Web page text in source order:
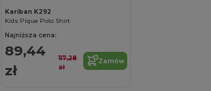
Kariban K292
Kids Pique Polo Shirt
Najniższa cena:
89,44
zł
117,28
zł
Zamów